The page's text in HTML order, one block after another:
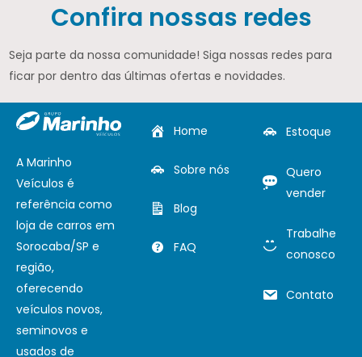
Confira nossas redes
Seja parte da nossa comunidade! Siga nossas redes para
ficar por dentro das últimas ofertas e novidades.
A Marinho
Veículos é
referência como
loja de carros em
Sorocaba/SP e
região,
oferecendo
veículos novos,
seminovos e
usados de
Home
Sobre nós
Blog
FAQ
Estoque
Quero
vender
Trabalhe
conosco
Contato